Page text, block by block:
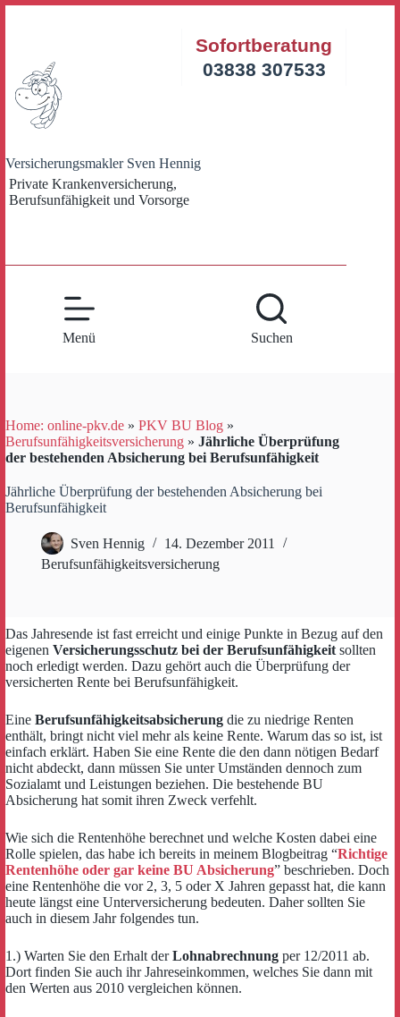
Versicherungsmakler Sven Hennig
Private Krankenversicherung,
Berufsunfähigkeit und Vorsorge
Sofortberatung
03838 307533
Menü Suchen
Home: online-pkv.de » PKV BU Blog »
Berufsunfähigkeitsversicherung » Jährliche Überprüfung
der bestehenden Absicherung bei Berufsunfähigkeit
Jährliche Überprüfung der bestehenden Absicherung bei
Berufsunfähigkeit
Sven Hennig
14. Dezember 2011
Berufsunfähigkeitsversicherung
Das Jahresende ist fast erreicht und einige Punkte in Bezug auf den
eigenen Versicherungsschutz bei der Berufsunfähigkeit sollten
noch erledigt werden. Dazu gehört auch die Überprüfung der
versicherten Rente bei Berufsunfähigkeit.
Eine Berufsunfähigkeitsabsicherung die zu niedrige Renten
enthält, bringt nicht viel mehr als keine Rente. Warum das so ist, ist
einfach erklärt. Haben Sie eine Rente die den dann nötigen Bedarf
nicht abdeckt, dann müssen Sie unter Umständen dennoch zum
Sozialamt und Leistungen beziehen. Die bestehende BU
Absicherung hat somit ihren Zweck verfehlt.
Wie sich die Rentenhöhe berechnet und welche Kosten dabei eine
Rolle spielen, das habe ich bereits in meinem Blogbeitrag “Richtige
Rentenhöhe oder gar keine BU Absicherung” beschrieben. Doch
eine Rentenhöhe die vor 2, 3, 5 oder X Jahren gepasst hat, die kann
heute längst eine Unterversicherung bedeuten. Daher sollten Sie
auch in diesem Jahr folgendes tun.
1.) Warten Sie den Erhalt derLohnabrechnung per 12/2011 ab.
Dort finden Sie auch ihr Jahreseinkommen, welches Sie dann mit
den Werten aus 2010 vergleichen können.